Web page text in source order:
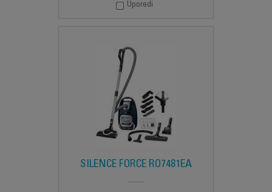
Uporedi
SILENCE FORCE RO7481EA